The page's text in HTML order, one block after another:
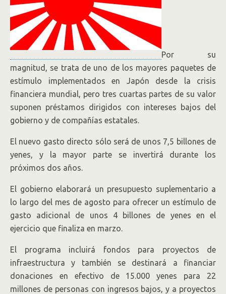
Por su
magnitud, se trata de uno de los mayores paquetes de
estímulo implementados en Japón desde la crisis
financiera mundial, pero tres cuartas partes de su valor
suponen préstamos dirigidos con intereses bajos del
gobierno y de compañías estatales.
El nuevo gasto directo sólo será de unos 7,5 billones de
yenes, y la mayor parte se invertirá durante los
próximos dos años.
El gobierno elaborará un presupuesto suplementario a
lo largo del mes de agosto para ofrecer un estímulo de
gasto adicional de unos 4 billones de yenes en el
ejercicio que finaliza en marzo.
El programa incluirá fondos para proyectos de
infraestructura y también se destinará a financiar
donaciones en efectivo de 15.000 yenes para 22
millones de personas con ingresos bajos, y a proyectos